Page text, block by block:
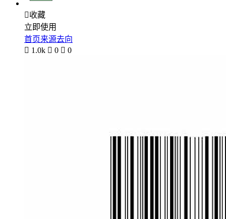
收藏
立即使用
首页来源去向
 1.0k  0  0